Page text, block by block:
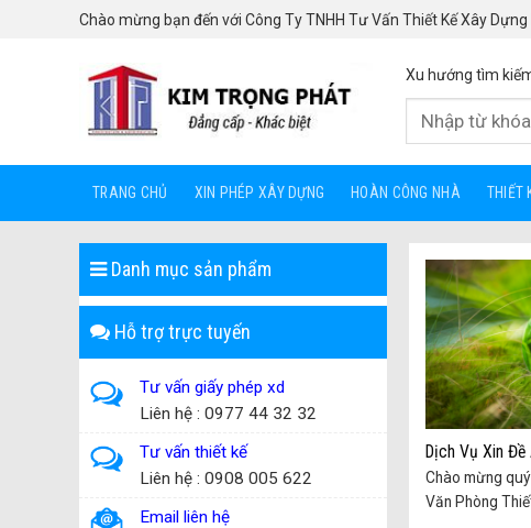
Chào mừng bạn đến với Công Ty TNHH Tư Vấn Thiết Kế Xây
Xu hướng tìm
TRANG CHỦ XIN PHÉP XÂY DỰNG HOÀN CÔNG NHÀ THIẾT
Danh mục sản phẩm
Hỗ trợ trực tuyến
Tư vấn giấy phép xd
Liên hệ : 0977 44 32 32
Tư vấn thiết kế
Liên hệ : 0908 005 622
Email liên hệ
Dịch Vụ Xin
Chào mừng
Văn Phòng